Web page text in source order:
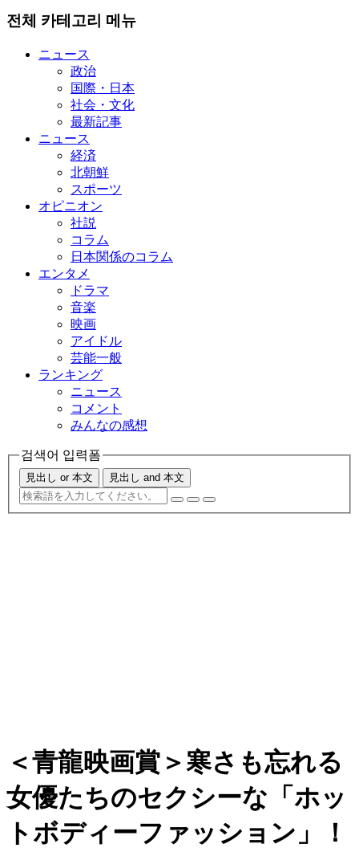
전체 카테고리 메뉴
ニュース
政治
国際・日本
社会・文化
最新記事
ニュース
経済
北朝鮮
スポーツ
オピニオン
社説
コラム
日本関係のコラム
エンタメ
ドラマ
音楽
映画
アイドル
芸能一般
ランキング
ニュース
コメント
みんなの感想
검색어 입력폼
見出し or 本文 見出し and 本文
＜青龍映画賞＞寒さも忘れる
女優たちのセクシーな「ホッ
トボディーファッション」！